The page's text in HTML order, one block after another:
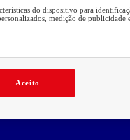
do dispositivo para
medição de publicidade
Aceito